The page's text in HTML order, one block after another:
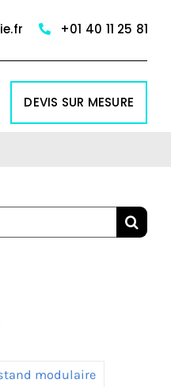
+01 40 11 25 81
DEVIS SUR MESURE
modulaire